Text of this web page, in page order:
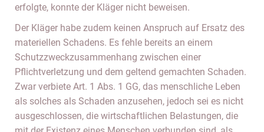
erfolgte, konnte der Kläger nicht beweisen.
Der Kläger habe zudem keinen Anspruch auf Ersatz des
materiellen Schadens. Es fehle bereits an einem
Schutzzweckzusammenhang zwischen einer
Pflichtverletzung und dem geltend gemachten Schaden.
Zwar verbiete Art. 1 Abs. 1 GG, das menschliche Leben
als solches als Schaden anzusehen, jedoch sei es nicht
ausgeschlossen, die wirtschaftlichen Belastungen, die